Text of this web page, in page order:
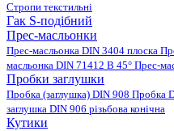
Стропи текстильні
Гак S-подібний
Прес-масльонки
Прес-масльонка DIN 3404 плоска
масльонка DIN 71412 B 45° Прес-
Пробки заглушки
Пробка (заглушка) DIN 908 Пробка
заглушка DIN 906 різьбова конічна
Кутики